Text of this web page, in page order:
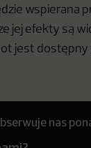
wspierana
jej efekty są
jest dostępny
nas